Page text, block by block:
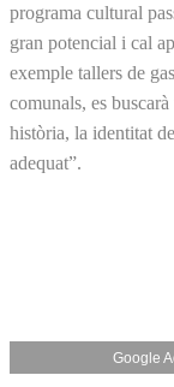
programa cultural
gran potencial i cal
exemple tallers de
comunals, es
història, la identitat
adequat”.
Google